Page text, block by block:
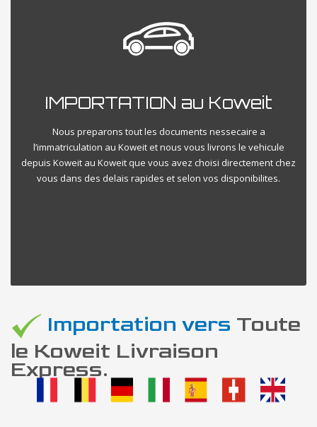
IMPORTATION au Koweit
Nous preparons tout les documents nessecaire a
l’immatriculation au Koweit et nous vous livrons le vehicule
depuis Koweit au Koweit que vous avez choisi directement chez
vous dans des delais rapides et selon vos disponibilites.
Importation vers Toute
le Koweit Livraison
Express.